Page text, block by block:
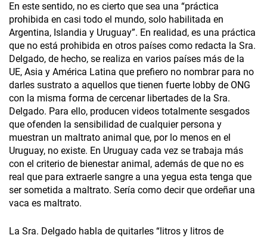
En este sentido, no es cierto que sea una “práctica
prohibida en casi todo el mundo, solo habilitada en
Argentina, Islandia y Uruguay”. En realidad, es una práctica
que no está prohibida en otros países como redacta la Sra.
Delgado, de hecho, se realiza en varios países más de la
UE, Asia y América Latina que prefiero no nombrar para no
darles sustrato a aquellos que tienen fuerte lobby de ONG
con la misma forma de cercenar libertades de la Sra.
Delgado. Para ello, producen videos totalmente sesgados
que ofenden la sensibilidad de cualquier persona y
muestran un maltrato animal que, por lo menos en el
Uruguay, no existe. En Uruguay cada vez se trabaja más
con el criterio de bienestar animal, además de que no es
real que para extraerle sangre a una yegua esta tenga que
ser sometida a maltrato. Sería como decir que ordeñar una
vaca es maltrato.
La Sra. Delgado habla de quitarles “litros y litros de